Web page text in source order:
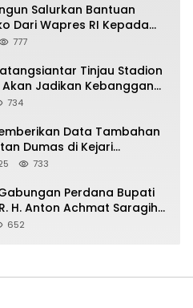
Salurkan Bantuan
Dari Wapres RI Kepada
Prapat
777
Tinjau Stadion
Jadikan Kebanggan
734
Data Tambahan
di Kejari
733
Perdana Bupati
H. Anton Achmat Saragih
Membahu Bangun
652